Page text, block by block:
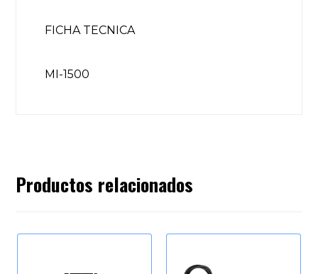
FICHA TECNICA
MI-1500
Productos relacionados